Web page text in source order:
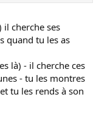
il cherche ses
quand tu les as
là) - il cherche ces
- tu les montres
tu les rends à son